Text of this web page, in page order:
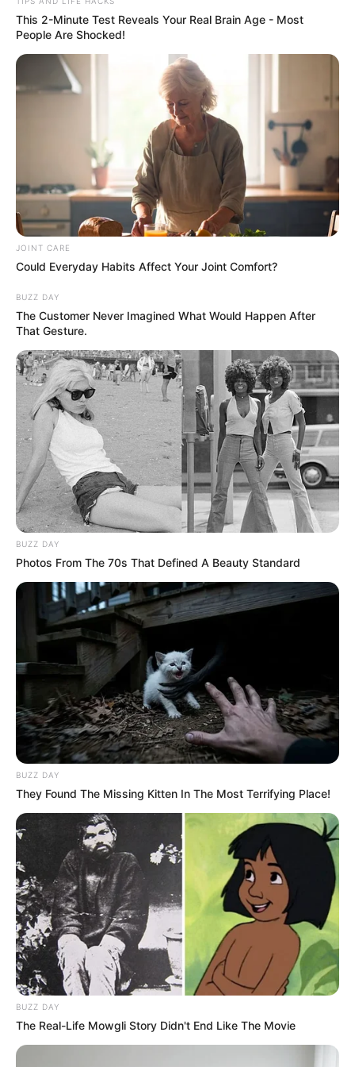
πραγματοποιήθηκαν στο ίδιο χρονικό
διάστημα.
Τα νούμερα αυτά αναδεικνύουν για μια ακόμη
φορά τον καθοριστικό ρόλο που
διαδραματίζει το Λιμενικό Σώμα στην
προστασία της υγείας κατοίκων και
επισκεπτών των απομακρυσμένων νησιών —
ρόλος που γίνεται ακόμα πιο απαιτητικός
κατά τους καλοκαιρινούς μήνες, με την
αύξηση της τουριστικής κίνησης.
Περισσότερα νέα από την Εύβοια
Βαρύ πένθος στην Εύβοια για αγαπημένο
καθηγητή
Την λένε «Κυκλάδες χωρίς πλοίο» και είναι 1
ώρα από Χαλκίδα – Υπερβολή ή όχι;
Θλίψη στην Εύβοια για γυναίκα
Ακολουθήστε το evianews.com στοGoogle
News
ΤΑ ΠΙΟ ΔΗΜΟΦΙΛΗ
This 2-Minute Test Reveals Your Real Brain Age - Most
People Are Shocked!
JOINT CARE
Could Everyday Habits Affect Your Joint Comfort?
BUZZ DAY
The Customer Never Imagined What Would Happen After
That Gesture.
BUZZ DAY
Photos From The 70s That Defined A Beauty Standard
BUZZ DAY
They Found The Missing Kitten In The Most Terrifying Place!
BUZZ DAY
The Real-Life Mowgli Story Didn't End Like The Movie